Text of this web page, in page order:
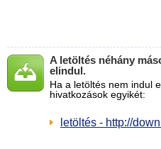
A letöltés néhány
elindul.
Ha a letöltés nem indul
hivatkozások egyikét:
letöltés - http://